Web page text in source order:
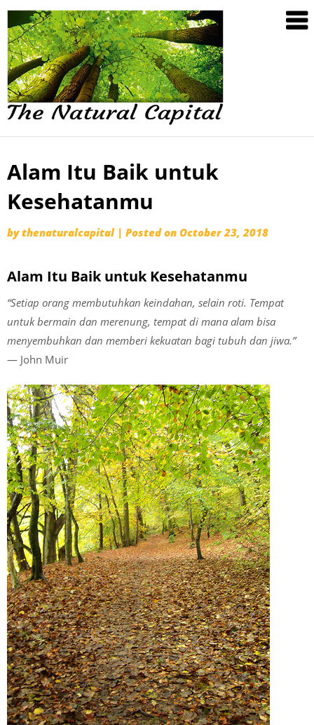
Skip
to
content
Alam Itu Baik untuk
Kesehatanmu
bythenaturalcapital | Posted on October 23, 2018
Alam Itu Baik untuk Kesehatanmu
“Setiap orang membutuhkan keindahan, selain roti. Tempat
untuk bermain dan merenung, tempat di mana alam bisa
menyembuhkan dan memberi kekuatan bagi tubuh dan jiwa.”
— John Muir